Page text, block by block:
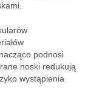
podnosi
noski redukują
wystąpienia